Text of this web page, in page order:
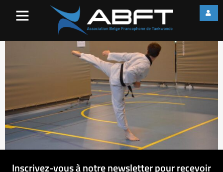
Inscrivez-vous à notre newsletter pour recevoir